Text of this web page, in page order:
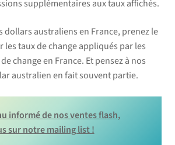
supplémentaires aux taux affichés.
dollars australiens en France, prenez le
les taux de change appliqués par les
change en France. Et pensez à nos
australien en fait souvent partie.
informé de nos ventes flash,
sur notre mailing list !